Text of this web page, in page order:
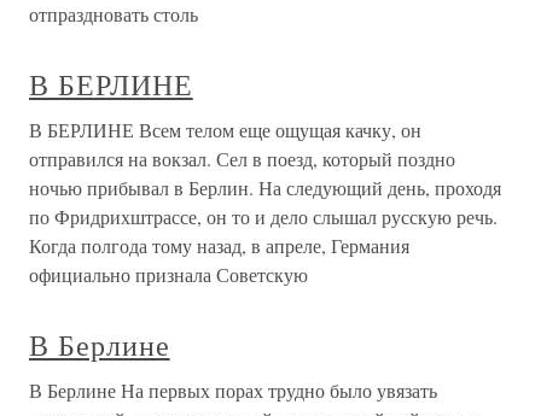
отпраздновать столь
В БЕРЛИНЕ
В БЕРЛИНЕ Всем телом еще ощущая качку, он
отправился на вокзал. Сел в поезд, который поздно
ночью прибывал в Берлин. На следующий день, проходя
по Фридрихштрассе, он то и дело слышал русскую речь.
Когда полгода тому назад, в апреле, Германия
официально признала Советскую
В Берлине
В Берлине На первых порах трудно было увязать